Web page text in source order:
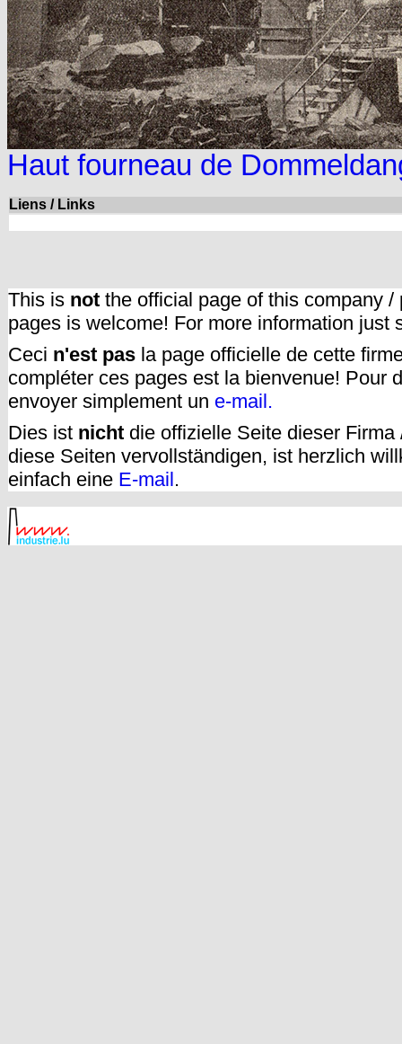
Haut fourneau de
Liens / Links
This is not the official page of this company
pages is welcome! For more information just
Ceci n'est pas la page officielle de cette
compléter ces pages est la bienvenue! Pour
envoyer simplement un e-mail.
Dies ist nicht die offizielle Seite dieser
diese Seiten vervollständigen, ist herzlich
einfach eine E-mail.